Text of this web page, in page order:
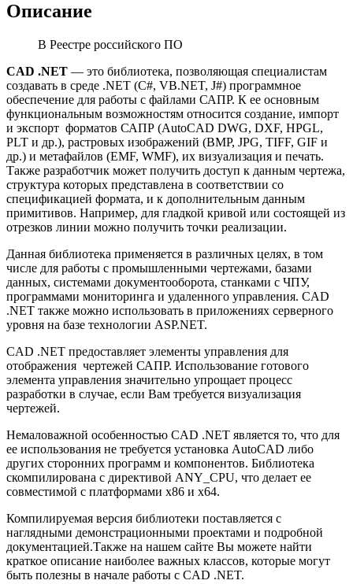
Описание
В Реестре российского ПО
CAD .NET — это библиотека, позволяющая специалистам
создавать в среде .NET (C#, VB.NET, J#) программное
обеспечение для работы с файлами САПР. К ее основным
функциональным возможностям относится создание, импорт
и экспорт форматов САПР (AutoCAD DWG, DXF, HPGL,
PLT и др.), растровых изображений (BMP, JPG, TIFF, GIF и
др.) и метафайлов (EMF, WMF), их визуализация и печать.
Также разработчик может получить доступ к данным чертежа,
структура которых представлена в соответствии со
спецификацией формата, и к дополнительным данным
примитивов. Например, для гладкой кривой или состоящей из
отрезков линии можно получить точки реализации.
Данная библиотека применяется в различных целях, в том
числе для работы с промышленными чертежами, базами
данных, системами документооборота, станками с ЧПУ,
программами мониторинга и удаленного управления. CAD
.NET также можно использовать в приложениях серверного
уровня на базе технологии ASP.NET.
CAD .NET предоставляет элементы управления для
отображения чертежей САПР. Использование готового
элемента управления значительно упрощает процесс
разработки в случае, если Вам требуется визуализация
чертежей.
Немаловажной особенностью CAD .NET является то, что для
ее использования не требуется установка AutoCAD либо
других сторонних программ и компонентов. Библиотека
скомпилирована с директивой ANY_CPU, что делает ее
совместимой с платформами x86 и x64.
Компилируемая версия библиотеки поставляется с
наглядными демонстрационными проектами и подробной
документацией.Также на нашем сайте Вы можете найти
краткое описание наиболее важных классов, которые могут
быть полезны в начале работы с CAD .NET.